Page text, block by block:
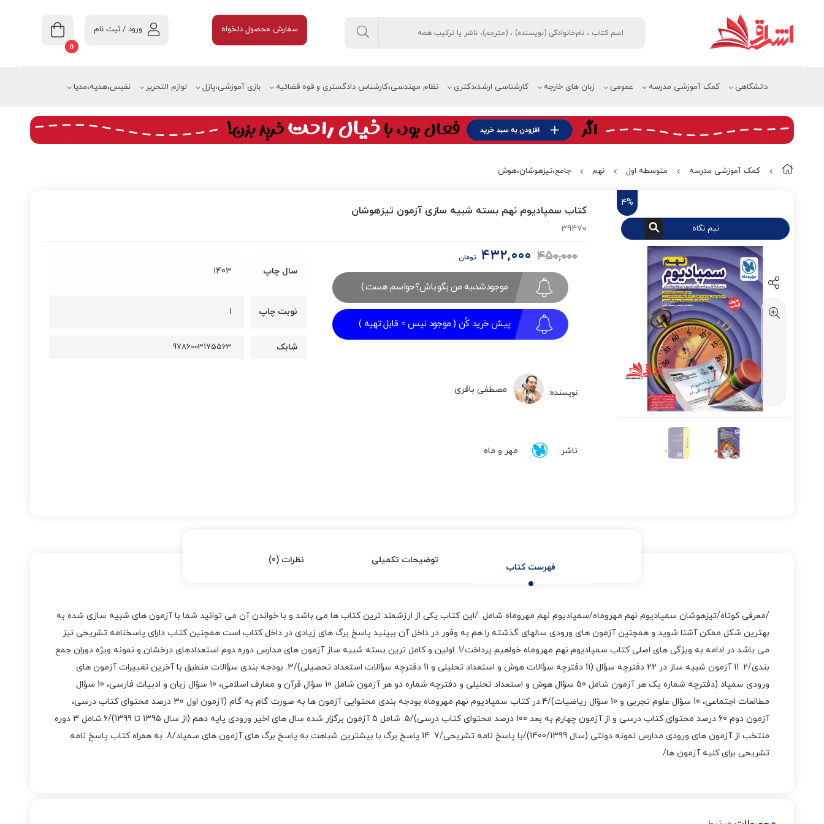
0
ورود / ثبت نام سفارش محصول دلخواه
بازی آموزشی،پازل دانشگاهی زبان های خارجه عمومی کارشناسی ارشد،دکتری کمک آموزشی مدرسه لوازم التحریر نظام مهندسی،کارشناس دادگستری و قوه قضائیه نفیس،هدیه،مدیا
کمک آموزشی مدرسه متوسطه اول نهم جامع،تیزهوشان،هوش
نیم نگاه
4%
کتاب سمپادیوم نهم بسته شبیه سازی آزمون تیزهوشان
39470
۴۵۰,۰۰۰ قیمت
اصلی:
۴۵۰,۰۰۰
تومان
۴۳۲,۰۰۰ تومانقیمت
فعلی:
۴۳۲,۰۰۰
تومان.
موجودشد،به من بگو.باش؟حواسم هست:)
پیش خرید کُن ( موجود نیس = قابل تهیه )
مصطفی باقری
مهر و ماه
سال چاپ 1403
نوبت چاپ 1
شابک 9786003175563
فهرست کتاب
توضیحات تکمیلی نظرات (0)
/معرفی کوتاه/تیزهوشان سمپادیوم نهم مهروماه/سمپادیوم نهم مهروماه شامل :/این کتاب یکی از ارزشمند ترین کتاب ها می باشد و با خواندن آن می توانید شما با آزمون های شبیه سازی شده به
بهترین شکل ممکن آشنا شوید و همچنین آزمون های ورودی سالهای گذشته را هم به وفور در داخل آن ببینید پاسخ برگ های زیادی در داخل کتاب است همچنین کتاب دارای پاسخنامه تشریحی نیز
می باشد در ادامه به ویژگی های اصلی کتاب سمپادیوم نهم مهروماه خواهیم پرداخت/1. اولین و کامل ترین بسته شبیه ساز آزمون های مدارس دوره دوم استعدادهای درخشان و نمونه ویژه دوران جمع
بندی/2. 11 آزمون شبیه ساز در 22 دفترچه سؤال (11 دفترچه سؤالات هوش و استعداد تحلیلی و 11 دفترچه سؤالات استعداد تحصیلی)/3. بودجه بندی سؤالات منطبق با آخرین تغییرات آزمون های
ورودی سمپاد (دفترچه شماره یک هر آزمون شامل 50 سؤال هوش و استعداد تحلیلی و دفترچه شماره دو هر آزمون شامل 10 سؤال قرآن و معارف اسلامی، 10 سؤال زبان و ادبیات فارسی، 10 سؤال
مطالعات اجتماعی، 10 سؤال علوم تجربی و 10 سؤال ریاضیات)/4.در کتاب سمپادیوم نهم مهروماه بودجه بندی محتوایی آزمون ها به صورت گام به گام (آزمون اول 30 درصد محتوای کتاب درسی،
آزمون دوم 60 درصد محتوای کتاب درسی و از آزمون چهارم به بعد 100 درصد محتوای کتاب درسی)/5. شامل 5 آزمون برگزار شده سال های اخیر ورودی پایه دهم (از سال 1395 تا 1399)/6.شامل 3 دوره
منتخب از آزمون های ورودی مدارس نمونه دولتی (سال 1400/1399)/با پاسخ نامه تشریحی/7. 14 پاسخ برگ با بیشترین شباهت به پاسخ برگ های آزمون های سمپاد/8. به همراه کتاب پاسخ نامه
تشریحی برای کلیه آزمون ها/